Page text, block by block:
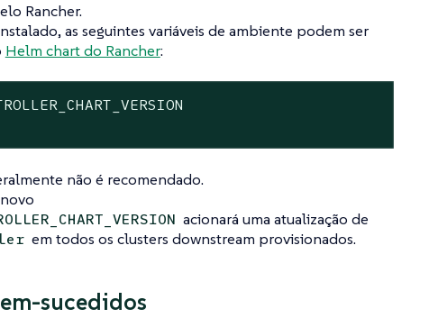
Rancher.
as seguintes variáveis de ambiente podem ser
Helm chart do Rancher:
não é recomendado.
acionará uma atualização de
em todos os clusters downstream provisionados.
sucedidos